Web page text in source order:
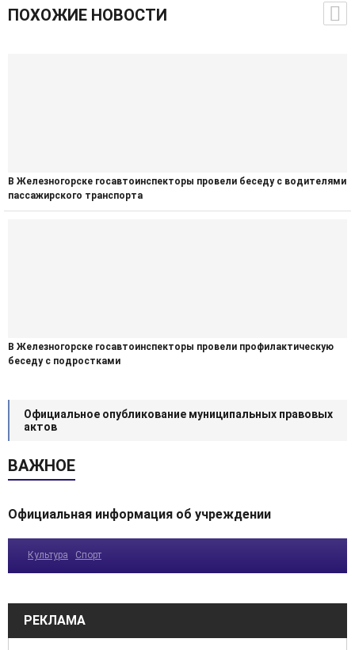
ПОХОЖИЕ НОВОСТИ
В Железногорске госавтоинспекторы провели беседу с водителями
пассажирского транспорта
В Железногорске госавтоинспекторы провели профилактическую
беседу с подростками
Официальное опубликование муниципальных правовых
актов
ВАЖНОЕ
Официальная информация об учреждении
Культура Спорт
РЕКЛАМА